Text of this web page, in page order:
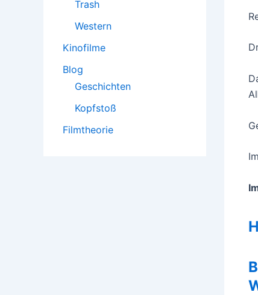
Trash
Western
Kinofilme
Blog
Geschichten
Kopfstoß
Filmtheorie